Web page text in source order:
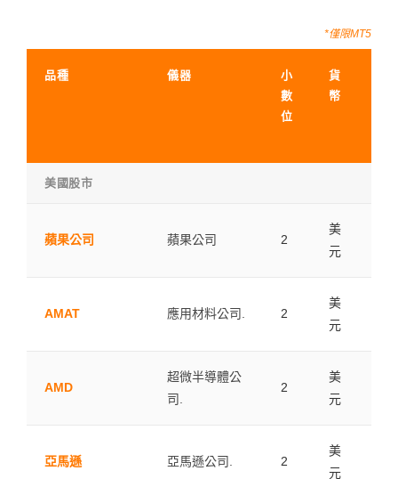
*僅限MT5
品種 儀器
小
數
位
貨
幣
美國股市
蘋果公司 蘋果公司 2
美
元
AMAT 應用材料公司. 2
美
元
AMD
超微半導體公
司.
2
美
元
亞馬遜 亞馬遜公司. 2
美
元